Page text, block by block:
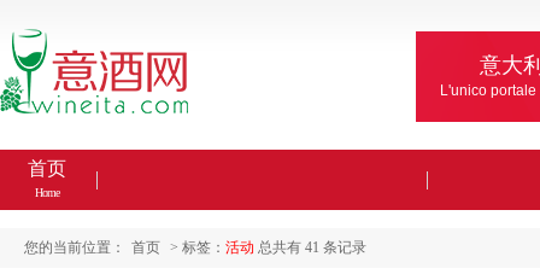
意大
L'unico
首页
Home
您的当前位置： 首页 > 标签： 活动 总共有 41 条记录